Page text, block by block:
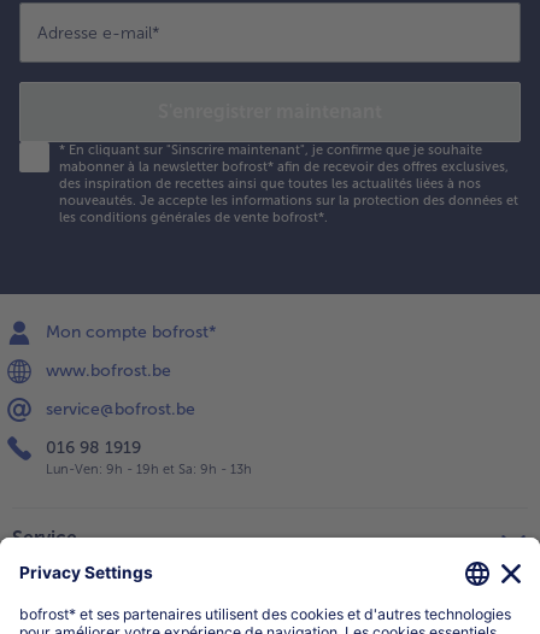
Adresse e-mail*
* En cliquant sur "Sinscrire maintenant", je confirme que je souhaite
mabonner à la newsletter bofrost* afin de recevoir des offres exclusives,
des inspiration de recettes ainsi que toutes les actualités liées à nos
nouveautés. Je accepte les informations sur la protection des données et
les conditions générales de vente bofrost*.
Mon compte bofrost*
www.bofrost.be
service@bofrost.be
016 98 1919
Lun-Ven: 9h - 19h et Sa: 9h - 13h
Service